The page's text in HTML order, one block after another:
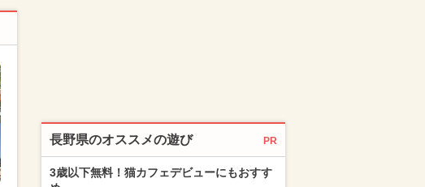
長野県のオススメの遊び PR
3歳以下無料！猫カフェデビューにもおすす